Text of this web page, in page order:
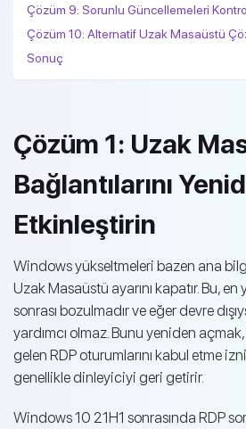
Çözüm 9: Sorunlu Güncellemeleri
Çözüm 10: Alternatif Uzak Masaüstü
Sonuç
Çözüm 1: Uzak
Bağlantılarını
Etkinleştirin
Windows yükseltmeleri bazen ana
Uzak Masaüstü ayarını kapatır. Bu,
sonrası bozulmadır ve eğer devre
yardımcı olmaz. Bunu yeniden
gelen RDP oturumlarını kabul etme
genellikle dinleyiciyi geri getirir.
Windows 10 21H1 sonrasında RDP